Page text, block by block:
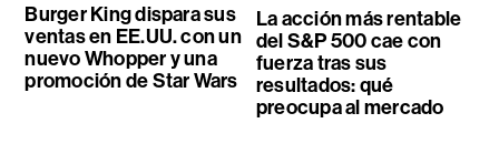
Burger King dispara sus
ventas en EE.UU. con un
nuevo Whopper y una
promoción de Star Wars
La acción más rentable
del S&P 500 cae con
fuerza tras sus
resultados: qué
preocupa al mercado